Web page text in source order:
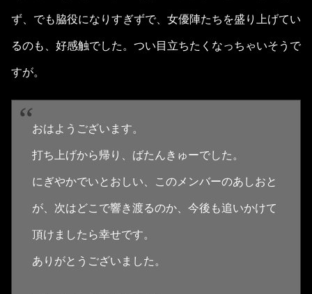
ず、でも脇役になりすぎずで、女優陣たちを盛り上げてい
るのも、好感触でした。つい目立ちたくなっちゃいそうで
すが。
おはようございます。
打ち上げから帰り、ばたんきゅーでした。
にぎやかでいとおしい、このメンバーのあしおと
が、次はどこで響き渡るのか、今後も追いかけて
頂けましたら幸せです。
ありがとうございました。